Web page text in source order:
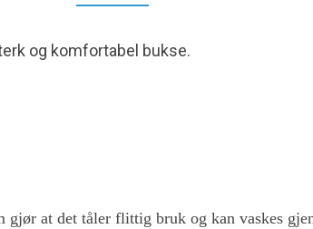
og komfortabel bukse.
at det tåler flittig bruk og kan vaskes